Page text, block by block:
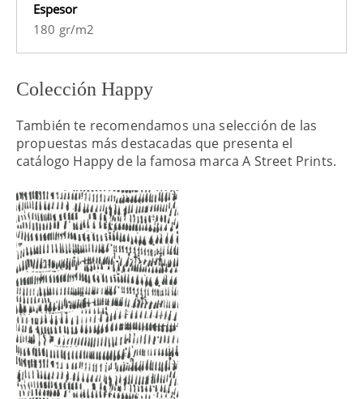
Espesor
180 gr/m2
Colección Happy
También te recomendamos una selección de las
propuestas más destacadas que presenta el
catálogo Happy de la famosa marca A Street Prints.